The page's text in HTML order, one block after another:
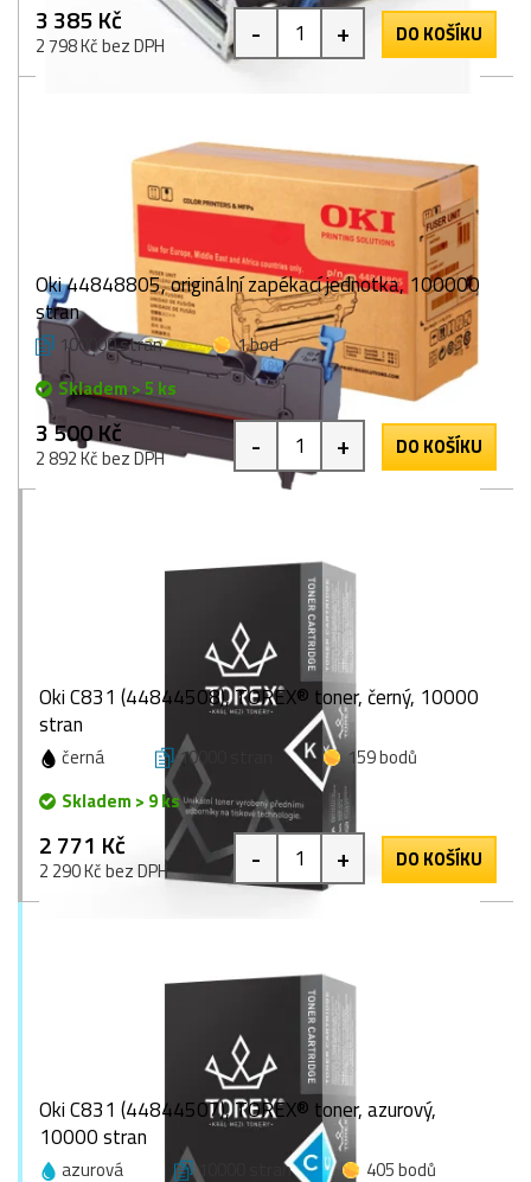
3 385 Kč
2 798 Kč bez DPH - + DO KOŠÍKU
Oki 44848805, originální zapékací jednotka, 100000
stran
100000 stran
1 bod
Skladem > 5 ks
3 500 Kč
2 892 Kč bez DPH - + DO KOŠÍKU
Oki C831 (44844508), TOREX® toner, černý, 10000
stran
černá 10000 stran
159 bodů
Skladem > 9 ks
2 771 Kč
2 290 Kč bez DPH - + DO KOŠÍKU
Oki C831 (44844507), TOREX® toner, azurový,
10000 stran
azurová 10000 stran 405 bodů